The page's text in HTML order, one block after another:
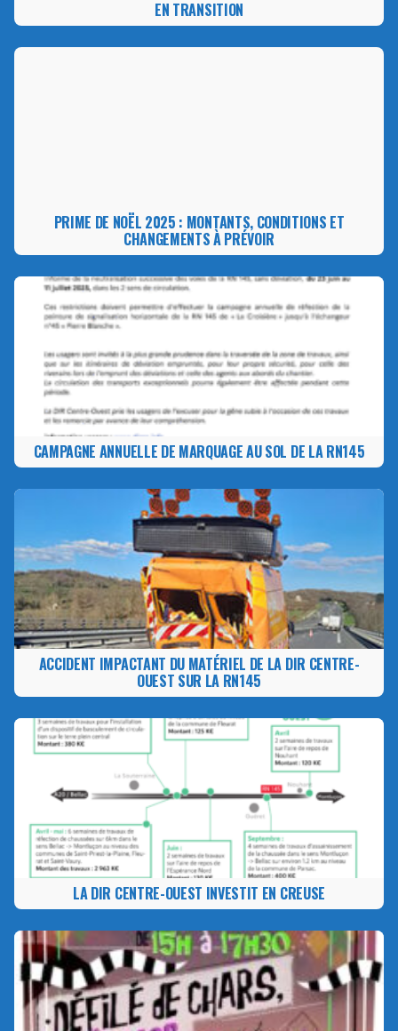
EN TRANSITION
PRIME DE NOËL 2025 : MONTANTS, CONDITIONS ET
CHANGEMENTS À PRÉVOIR
CAMPAGNE ANNUELLE DE MARQUAGE AU SOL DE LA RN145
ACCIDENT IMPACTANT DU MATÉRIEL DE LA DIR CENTRE-
OUEST SUR LA RN145
LA DIR CENTRE-OUEST INVESTIT EN CREUSE